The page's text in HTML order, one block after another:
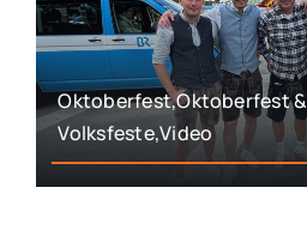
Oktoberfest,Oktoberfest &
Volksfeste,Video